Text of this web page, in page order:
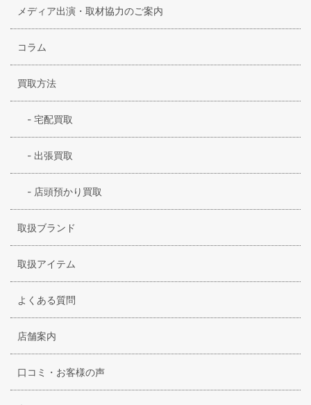
メディア出演・取材協力のご案内
コラム
買取方法
- 宅配買取
- 出張買取
- 店頭預かり買取
取扱ブランド
取扱アイテム
よくある質問
店舗案内
口コミ・お客様の声